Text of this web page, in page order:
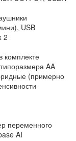
USB
2
комплекте
AA
(примерно
переменного
AI